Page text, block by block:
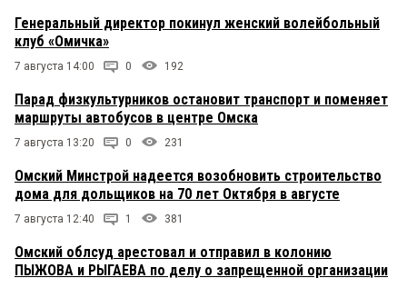
Генеральный директор покинул женский волейбольный
клуб «Омичка»
7 августа 14:00 0 192
Парад физкультурников остановит транспорт и поменяет
маршруты автобусов в центре Омска
7 августа 13:20 0 231
Омский Минстрой надеется возобновить строительство
дома для дольщиков на 70 лет Октября в августе
7 августа 12:40 1 381
Омский облсуд арестовал и отправил в колонию
ПЫЖОВА и РЫГАЕВА по делу о запрещенной организации